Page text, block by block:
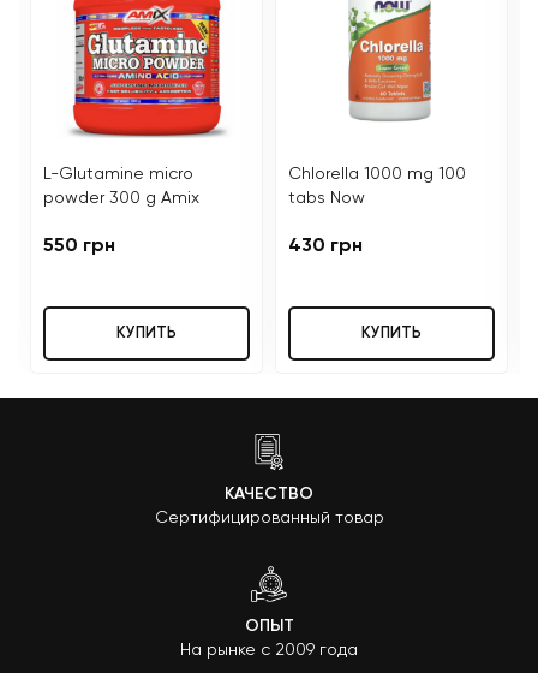
L-Glutamine micro
powder 300 g Amix
550 грн
КУПИТЬ
Chlorella 1000 mg 100
tabs Now
430 грн
КУПИТЬ
КАЧЕСТВО
Сертифицированный товар
ОПЫТ
На рынке с 2009 года